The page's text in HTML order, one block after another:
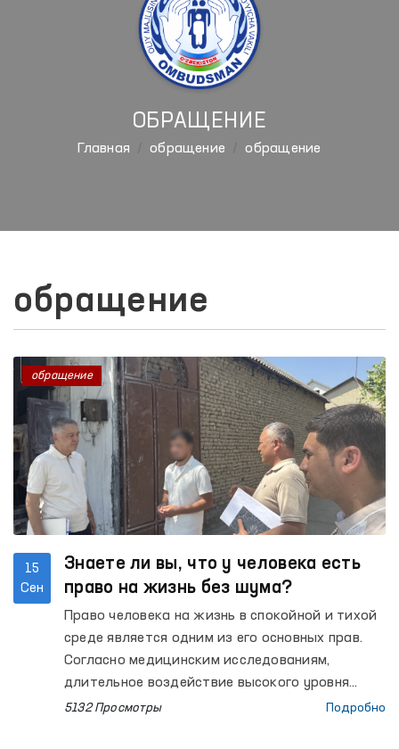
ОБРАЩЕНИЕ
Главная обращение обращение
обращение
15
Сен
Знаете ли вы, что у человека есть
право на жизнь без шума?
Право человека на жизнь в спокойной и тихой
среде является одним из его основных прав.
Согласно медицинским исследованиям,
длительное воздействие высокого уровня
шума у взрослых может вызывать
5132 Просмотры Подробно
обращение